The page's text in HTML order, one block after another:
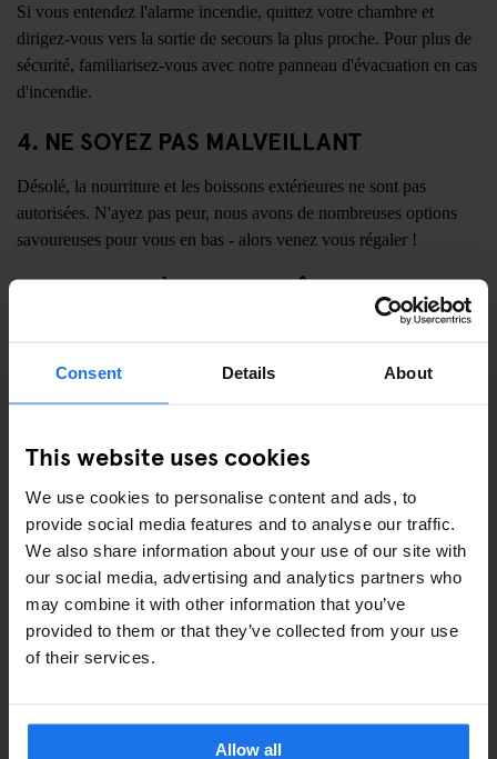
Consent Details About
This website uses cookies
We use cookies to personalise content and ads, to
provide social media features and to analyse our traffic.
We also share information about your use of our site with
our social media, advertising and analytics partners who
may combine it with other information that you’ve
provided to them or that they’ve collected from your use
of their services.
Allow all
Si vous entendez l'alarme incendie, quittez votre chambre et
dirigez-vous vers la sortie de secours la plus proche. Pour plus de
sécurité, familiarisez-vous avec notre panneau d'évacuation en cas
d'incendie.
4. NE SOYEZ PAS MALVEILLANT
Désolé, la nourriture et les boissons extérieures ne sont pas
autorisées. N'ayez pas peur, nous avons de nombreuses options
savoureuses pour vous en bas - alors venez vous régaler !
5. SACHEZ OÙ FAIRE LA FÊTE
6. APPUYEZ SUR ENREGISTRER
Ne vous inquiétez pas, la surveillance par caméra fonctionne
24h/24 et 7j/7 pour votre sécurité. En cas de problème, contactez-
nous.
7. LE GÉNÉRATEUR NE DORT JAMAIS
Si vous avez besoin de quoi que ce soit, venez simplement à la
8. RESTEZ FRAIS !